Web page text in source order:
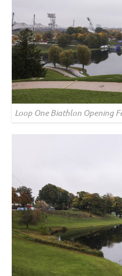
Loop One Biathlon Opening